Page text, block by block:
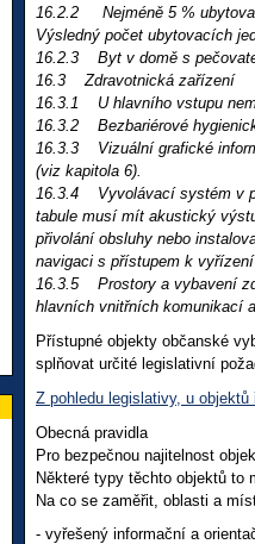
16.2.2 Nejméně 5 %
Výsledný počet ubytovacích
16.2.3 Byt v domě s
16.3 Zdravotnická zařízení
16.3.1 U hlavního vstupu
16.3.2 Bezbariérové
16.3.3 Vizuální grafické
(viz kapitola 6).
16.3.4 Vyvolávací systém v
tabule musí mít akustický
přivolání obsluhy nebo
navigaci s přístupem k
16.3.5 Prostory a vybavení
hlavních vnitřních komunikací
Přístupné objekty občanské
splňovat určité legislativní
Z pohledu legislativy, u
Obecná pravidla
Pro bezpečnou najitelnost
Některé typy těchto objektů to
Na co se zaměřit, oblasti a
- vyřešený informační a